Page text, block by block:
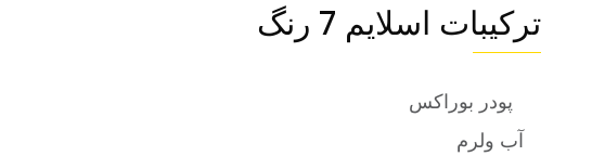
ترکیبات اسلایم 7 رنگ
پودر بوراکس
آب ولرم